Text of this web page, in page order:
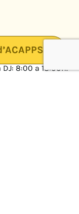
DJ: 8:00 a 18:00h.